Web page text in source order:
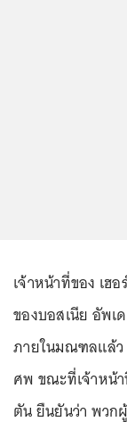
เจ้าหน้าที่ของ เฮ
ของบอสเนีย อัพ
ภายในมณฑลแล้ว
ศพ ขณะที่เจ้าหน้
ตัน ยืนยันว่า พวก